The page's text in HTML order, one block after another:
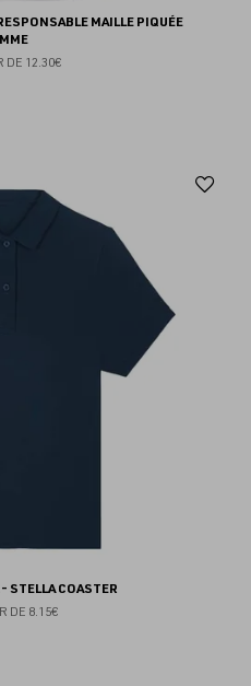
MAILLE PIQUÉE
DE 12.30€
STELLA COASTER
DE 8.15€